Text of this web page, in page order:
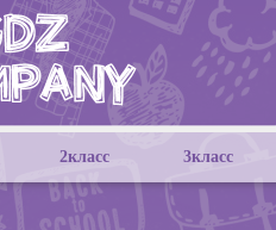
2класс 3класс